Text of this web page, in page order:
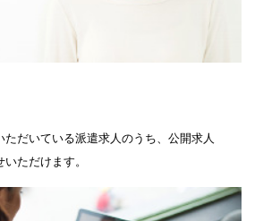
ただいている派遣求人のうち、公開求人
ただけます。